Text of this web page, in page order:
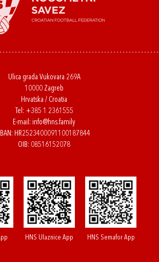
Ulica grada Vukovara 269A
10000 Zagreb
Hrvatska / Croatia
Tel: +385 1 2361555
E-mail: info@hns.family
HR2523400091100187844
OIB: 08516152078
HNS Ulaznice App HNS Semafor App